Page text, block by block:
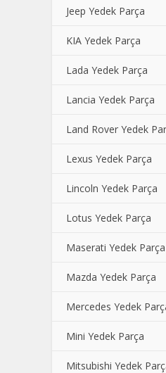
Jeep Yedek Parça
KIA Yedek Parça
Lada Yedek Parça
Lancia Yedek Parça
Land Rover Yedek
Lexus Yedek Parça
Lincoln Yedek Parça
Lotus Yedek Parça
Maserati Yedek Parça
Mazda Yedek Parça
Mercedes Yedek
Mini Yedek Parça
Mitsubishi Yedek